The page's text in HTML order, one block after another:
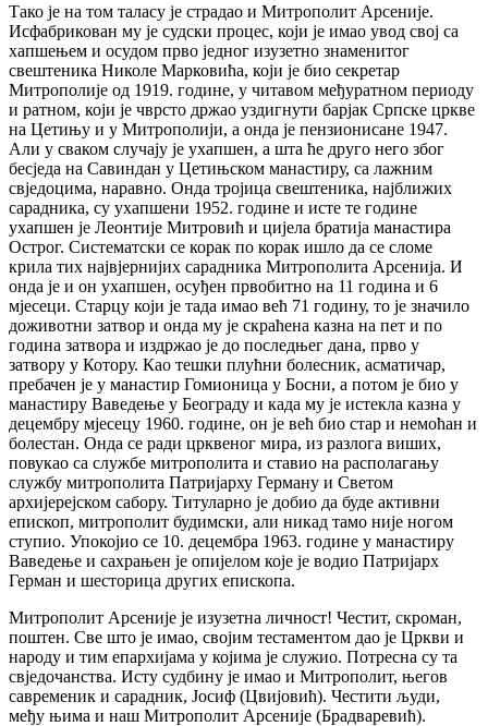
Тако је на том таласу је страдао и Митрополит Арсеније.
Исфабрикован му је судски процес, који је имао увод свој са
хапшењем и осудом прво једног изузетно знаменитог
свештеника Николе Марковића, који је био секретар
Митрополије од 1919. године, у читавом међуратном периоду
и ратном, који је чврсто држао уздигнути барјак Српске цркве
на Цетињу и у Митрополији, а онда је пензионисане 1947.
Али у сваком случају је ухапшен, а шта ће друго него због
бесједа на Савиндан у Цетињском манастиру, са лажним
свједоцима, наравно. Онда тројица свештеника, најближих
сарадника, су ухапшени 1952. године и исте те године
ухапшен је Леонтије Митровић и цијела братија манастира
Острог. Систематски се корак по корак ишло да се сломе
крила тих највјернијих сарадника Митрополита Арсенија. И
онда је и он ухапшен, осуђен првобитно на 11 година и 6
мјесеци. Старцу који је тада имао већ 71 годину, то је значило
доживотни затвор и онда му је скраћена казна на пет и по
година затвора и издржао је до последњег дана, прво у
затвору у Котору. Као тешки плућни болесник, асматичар,
пребачен је у манастир Гомионица у Босни, а потом је био у
манастиру Ваведење у Београду и када му је истекла казна у
децембру мјесецу 1960. године, он је већ био стар и немоћан и
болестан. Онда се ради црквеног мира, из разлога виших,
повукао са службе митрополита и ставио на располагању
службу митрополита Патријарху Герману и Светом
архијерејском сабору. Титуларно је добио да буде активни
епископ, митрополит будимски, али никад тамо није ногом
ступио. Упокојио се 10. децембра 1963. године у манастиру
Ваведење и сахрањен је опијелом које је водио Патријарх
Герман и шесторица других епископа.
Митрополит Арсеније је изузетна личност! Честит, скроман,
поштен. Све што је имао, својим тестаментом дао је Цркви и
народу и тим епархијама у којима је служио. Потресна су та
свједочанства. Исту судбину је имао и Митрополит, његов
савременик и сарадник, Јосиф (Цвијовић). Честити људи,
међу њима и наш Митрополит Арсеније (Брадваревић).